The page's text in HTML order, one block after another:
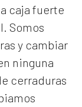
caja fuerte
Somos
y cambiar
ninguna
cerraduras